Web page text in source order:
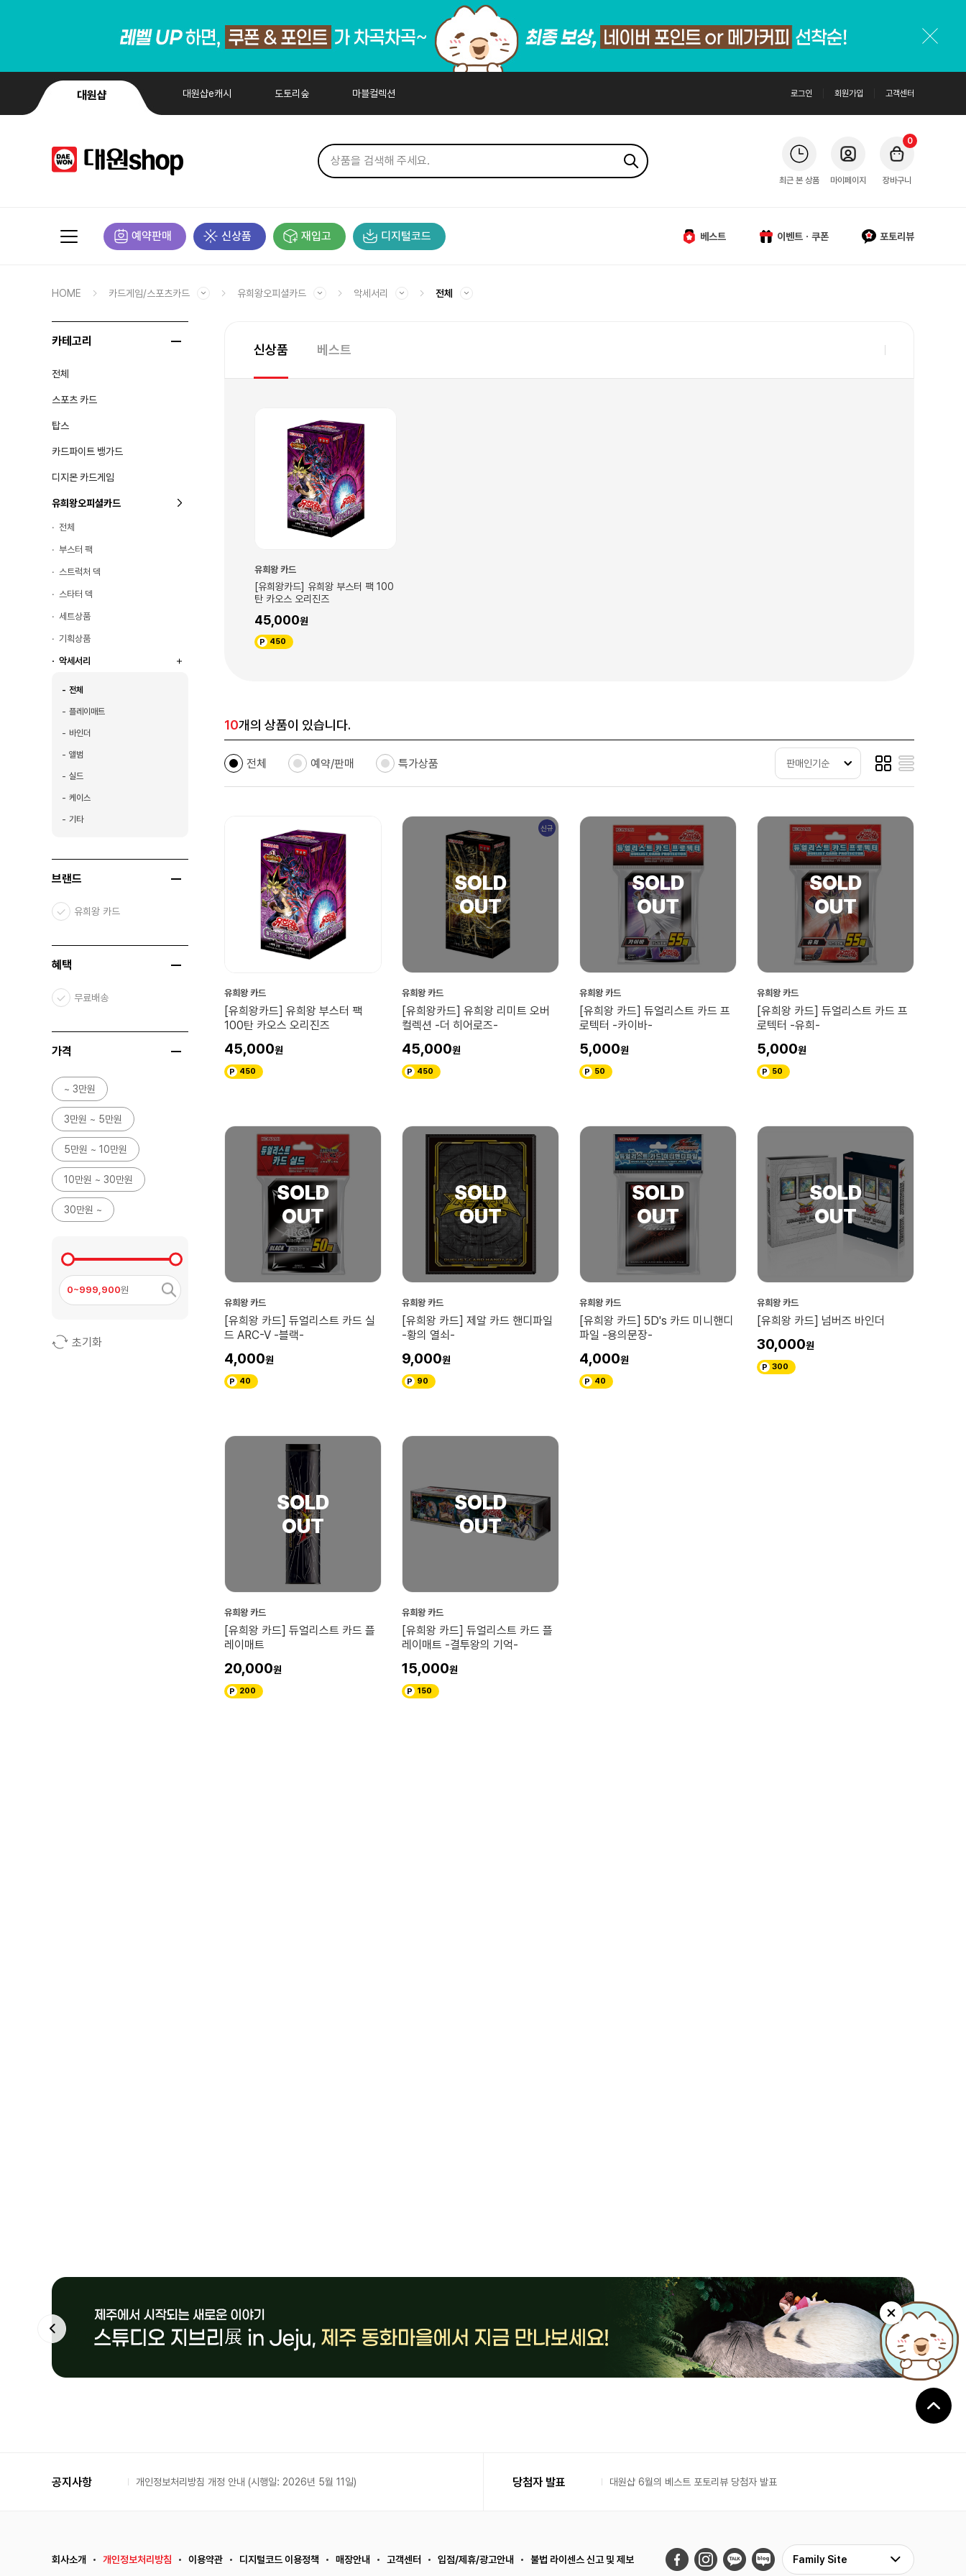
대원샵 대원샵e캐시 도토리숲 마블컬렉션 로그인 회원가입 고객센터
최근 본 상품 마이페이지 장바구니
0
예약판매 신상품 재입고 디지털코드 베스트 이벤트ㆍ쿠폰 포토리뷰
HOME 카드게임/스포츠카드 유희왕오피셜카드 악세서리 전체
카테고리
전체
스포츠 카드
탑스
카드파이트 뱅가드
디지몬 카드게임
유희왕오피셜카드
전체
부스터 팩
스트럭처 덱
스타터 덱
세트상품
기획상품
악세서리
전체
플레이매트
바인더
앨범
실드
케이스
기타
브랜드
유희왕 카드
혜택
무료배송
가격
~ 3만원
3만원 ~ 5만원
5만원 ~ 10만원
10만원 ~ 30만원
30만원 ~
0~999,900원
초기화
신상품 베스트
유희왕 카드
[유희왕카드] 유희왕 부스터 팩 100
탄 카오스 오리진즈
45,000
450
10개의 상품이 있습니다.
전체 예약/판매 특가상품 판매인기순
유희왕 카드
[유희왕카드] 유희왕 부스터 팩
100탄 카오스 오리진즈
45,000
450
유희왕 카드
[유희왕카드] 유희왕 리미트 오버
컬렉션 -더 히어로즈-
45,000
450
신규
유희왕 카드
[유희왕 카드] 듀얼리스트 카드 프
로텍터 -카이바-
5,000
50
유희왕 카드
[유희왕 카드] 듀얼리스트 카드 프
로텍터 -유희-
5,000
50
유희왕 카드
[유희왕 카드] 듀얼리스트 카드 실
드 ARC-V -블랙-
4,000
40
유희왕 카드
[유희왕 카드] 제알 카드 핸디파일
-황의 열쇠-
9,000
90
유희왕 카드
[유희왕 카드] 5D's 카드 미니핸디
파일 -용의문장-
4,000
40
유희왕 카드
[유희왕 카드] 넘버즈 바인더
30,000
300
유희왕 카드
[유희왕 카드] 듀얼리스트 카드 플
레이매트
20,000
200
유희왕 카드
[유희왕 카드] 듀얼리스트 카드 플
레이매트 -결투왕의 기억-
15,000
150
공지사항 개인정보처리방침 개정 안내 (시행일: 2026년 5월 11일) 당첨자 발표 대원샵 6월의 베스트 포토리뷰 당첨자 발표
회사소개 개인정보처리방침 이용약관 디지털코드 이용정책 매장안내 고객센터 입점/제휴/광고안내 불법 라이센스 신고 및 제보 Family Site